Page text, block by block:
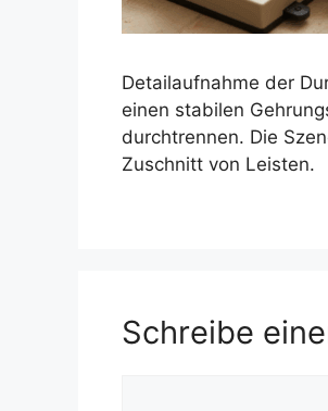
Detailaufnahme der
einen stabilen
durchtrennen. Die
Zuschnitt von Leisten.
Schreibe